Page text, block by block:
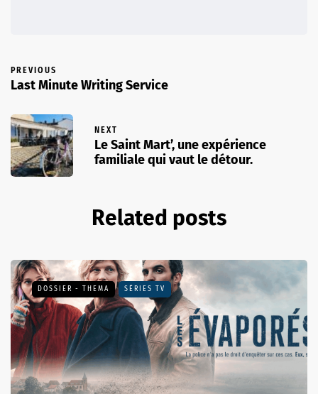
PREVIOUS
Last Minute Writing Service
NEXT
Le Saint Mart’, une expérience
familiale qui vaut le détour.
Related posts
DOSSIER - THEMA SÉRIES TV